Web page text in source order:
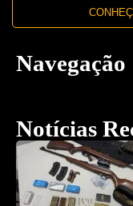
Navegação
Notícias